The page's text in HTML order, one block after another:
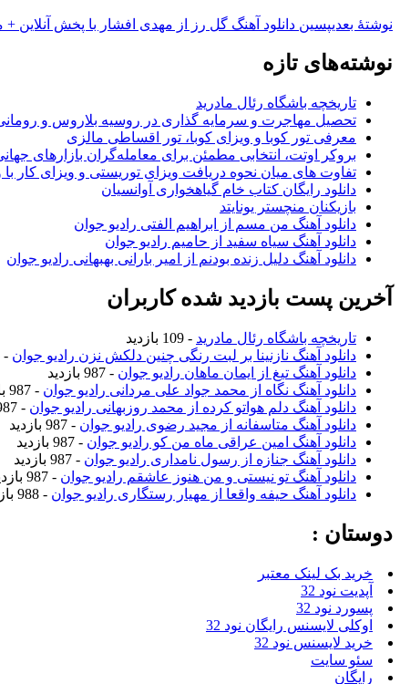
نوشته‌ٔ بعدیپسین دانلود آهنگ گل رز از مهدی افشار با پخش آنلاین +
نوشته‌های تازه
تاریخچه باشگاه رئال مادرید
تحصیل مهاجرت و سرمایه گذاری در روسیه بلاروس و
معرفی تور کوبا و ویزای کوبا، تور اقساطی مالزی
بروکر اوتت، انتخابی مطمئن برای معامله‌گران بازارهای
تفاوت های میان نحوه دریافت ویزای توریستی و ویزای کار با
دانلود رایگان کتاب خام گیاهخواری آوانسیان
بازیکنان منچستر یونایتد
دانلود آهنگ من مسم از ابراهیم الفتی رادیو جوان
دانلود آهنگ سیاه سفید از حامیم رادیو جوان
دانلود آهنگ دلیل زنده بودنم از امیر بارانی بهبهانی رادیو جوان
آخرین پست بازدید شده کاربران
تاریخچه باشگاه رئال مادرید - 109 بازدید
دانلود آهنگ نازنینا بر لبت رنگی چنین دلکش نزن رادیو جوان - 986 بازدید
دانلود آهنگ تیغ از ایمان ماهان رادیو جوان - 987 بازدید
دانلود آهنگ نگاه از محمد جواد علی مردانی رادیو جوان - 987 بازدید
دانلود آهنگ دلم هواتو کرده از محمد روزبهانی رادیو جوان - 987 بازدید
دانلود آهنگ متاسفانه از مجید رضوی رادیو جوان - 987 بازدید
دانلود آهنگ امین عراقی ماه من کو رادیو جوان - 987 بازدید
دانلود آهنگ جنازه از رسول نامداری رادیو جوان - 987 بازدید
دانلود آهنگ تو نیستی و من هنوز عاشقم رادیو جوان - 987 بازدید
دانلود آهنگ حیفه واقعا از مهیار رستگاری رادیو جوان - 988 بازدید
دوستان :
خرید بک لینک معتبر
آپدیت نود 32
پسورد نود 32
اوکلی لایسنس رایگان نود 32
خرید لایسنس نود 32
سئو سایت
رایگان